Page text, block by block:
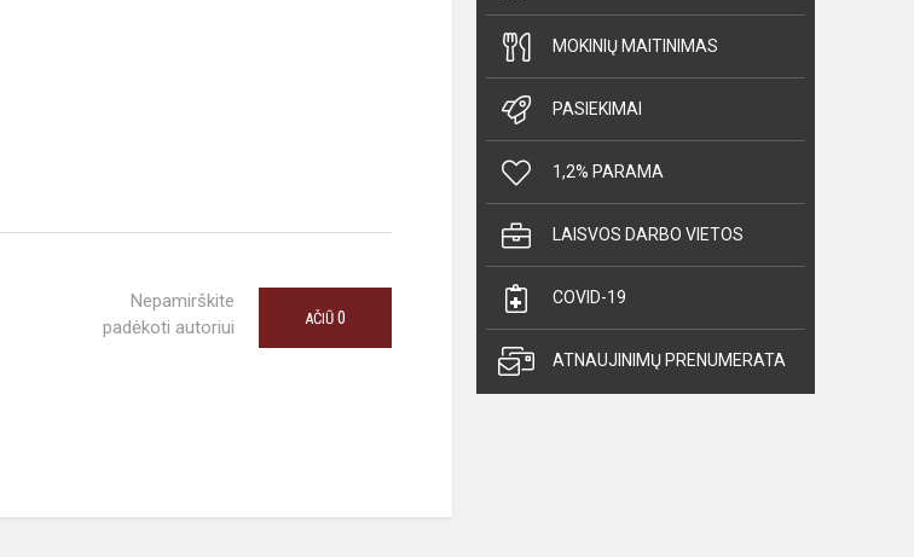
Nepamirškite
padėkoti autoriui
AČIŪ 0
MOKINIŲ MAITINIMAS
PASIEKIMAI
1,2% PARAMA
LAISVOS DARBO VIETOS
COVID-19
ATNAUJINIMŲ PRENUMERATA